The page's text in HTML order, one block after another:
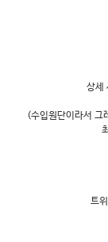
상세
(수입원단이라서 그
트